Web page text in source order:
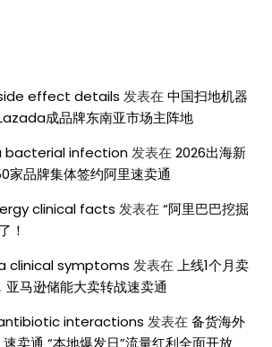
effect details 发表在 中国扫地机器
成品牌东南亚市场主阵地
bacterial infection发表在 2026出海新
家品牌集体签约阿里速卖通
clinical facts 发表在 “阿里巴巴挖掘
！
clinical symptoms 发表在 上线1个月卖
亚马逊储能大卖转战速卖通
interactions 发表在 备货海外
卖通 “本地爆发日”流量红利全面开放